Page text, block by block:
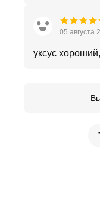
05 августа
уксус